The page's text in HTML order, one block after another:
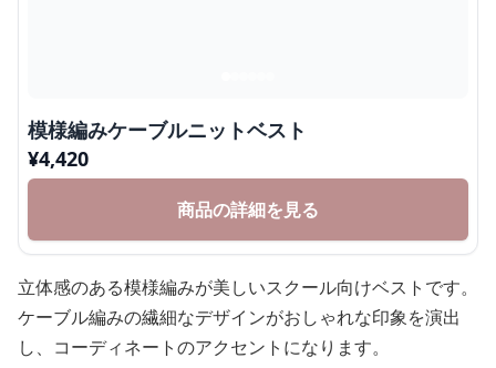
模様編みケーブルニットベスト
¥4,420
商品の詳細を見る
立体感のある模様編みが美しいスクール向けベストです。
ケーブル編みの繊細なデザインがおしゃれな印象を演出
し、コーディネートのアクセントになります。